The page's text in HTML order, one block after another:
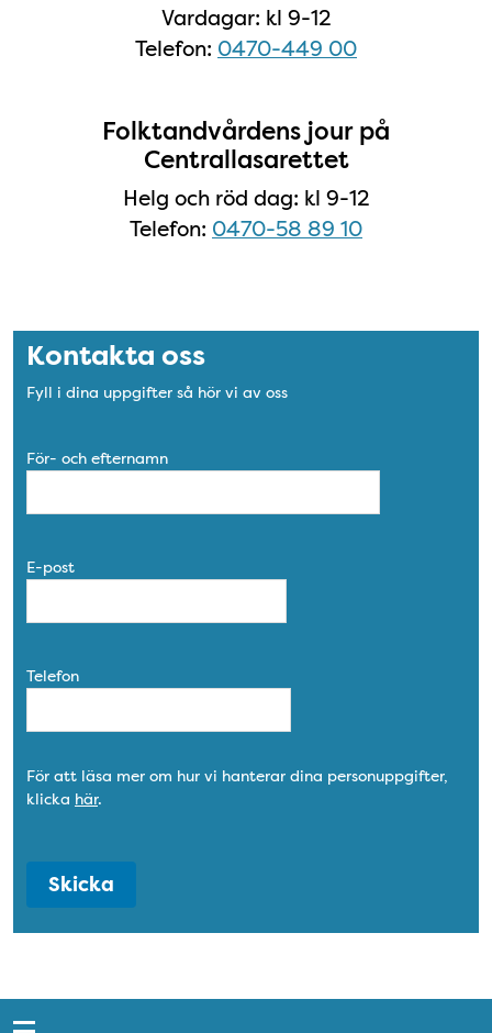
Vardagar: kl 9-12
Telefon: 0470-449 00
Folktandvårdens jour på
Centrallasarettet
Helg och röd dag: kl 9-12
Telefon: 0470-58 89 10
Kontakta oss
Fyll i dina uppgifter så hör vi av oss
För- och efternamn
E-post
Telefon
För att läsa mer om hur vi hanterar dina personuppgifter,
klicka här.
Skicka
Snabblänkar